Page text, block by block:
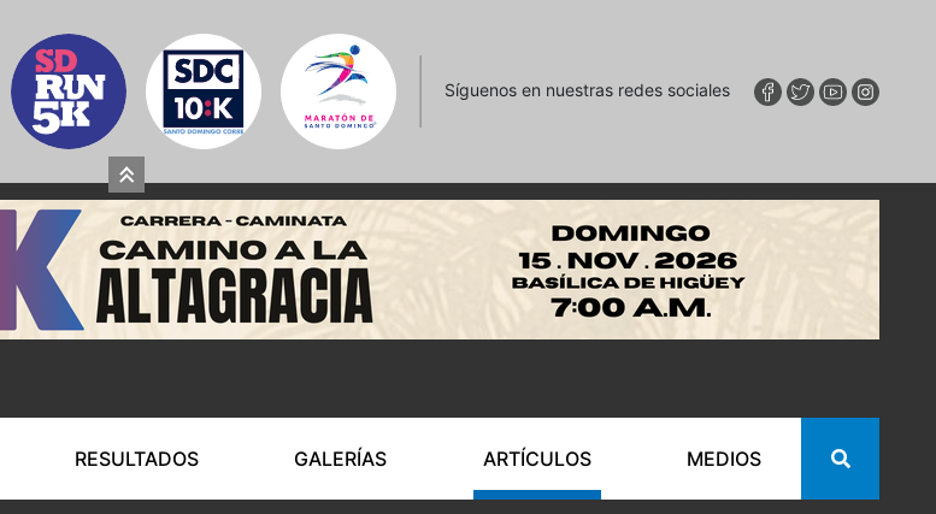
Síguenos en nuestras redes sociales
RESULTADOS GALERÍAS ARTÍCULOS MEDIOS